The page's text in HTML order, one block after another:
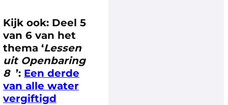
Kijk ook: Deel 5
van 6 van het
thema ‘Lessen
uit Openbaring
8 ’: Een derde
van alle water
vergiftigd